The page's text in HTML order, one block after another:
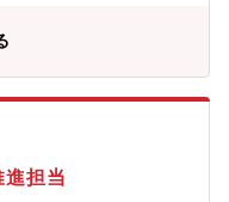
張：有(2～3回/月)■リモ
2023年4月に立ち上がっ
トアップ企業のように、
え方を目指しています・
宅勤務と併用していま
指し、各種ITツールの
2023年4月に立ち上がっ
ンバーとして新規サービ
当人員の増強を計画し
験に合わせて、エンジニ
務を担当・経験すること
立てた場合に必要なすべ
は技術開発部門全体を
全体設計や戦略策定にも
進担当